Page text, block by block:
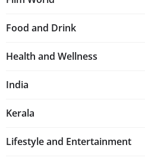
Food and Drink
Health and Wellness
India
Kerala
Lifestyle and Entertainment